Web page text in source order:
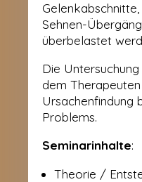
Sehnen-
überbelastet
Die
dem
Ursachenfindung
Problems.
Seminarinhalte:
Theorie /